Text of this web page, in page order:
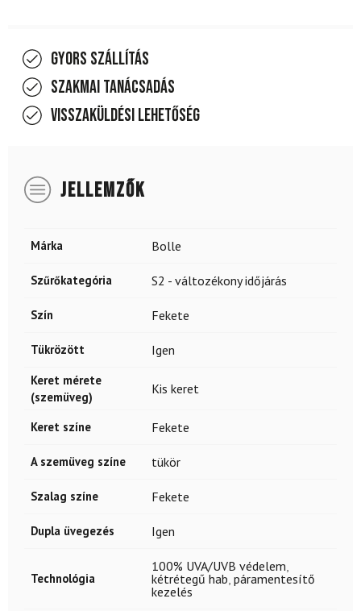
Gyors szállítás
Szakmai tanácsadás
Visszaküldési lehetőség
JELLEMZŐK
Márka Bolle
Szűrőkategória S2 - változékony időjárás
Szín Fekete
Tükrözött Igen
Keret mérete
(szemüveg)
Kis keret
Keret színe Fekete
A szemüveg színe tükör
Szalag színe Fekete
Dupla üvegezés Igen
Technológia
100% UVA/UVB védelem,
kétrétegű hab, páramentesítő
kezelés